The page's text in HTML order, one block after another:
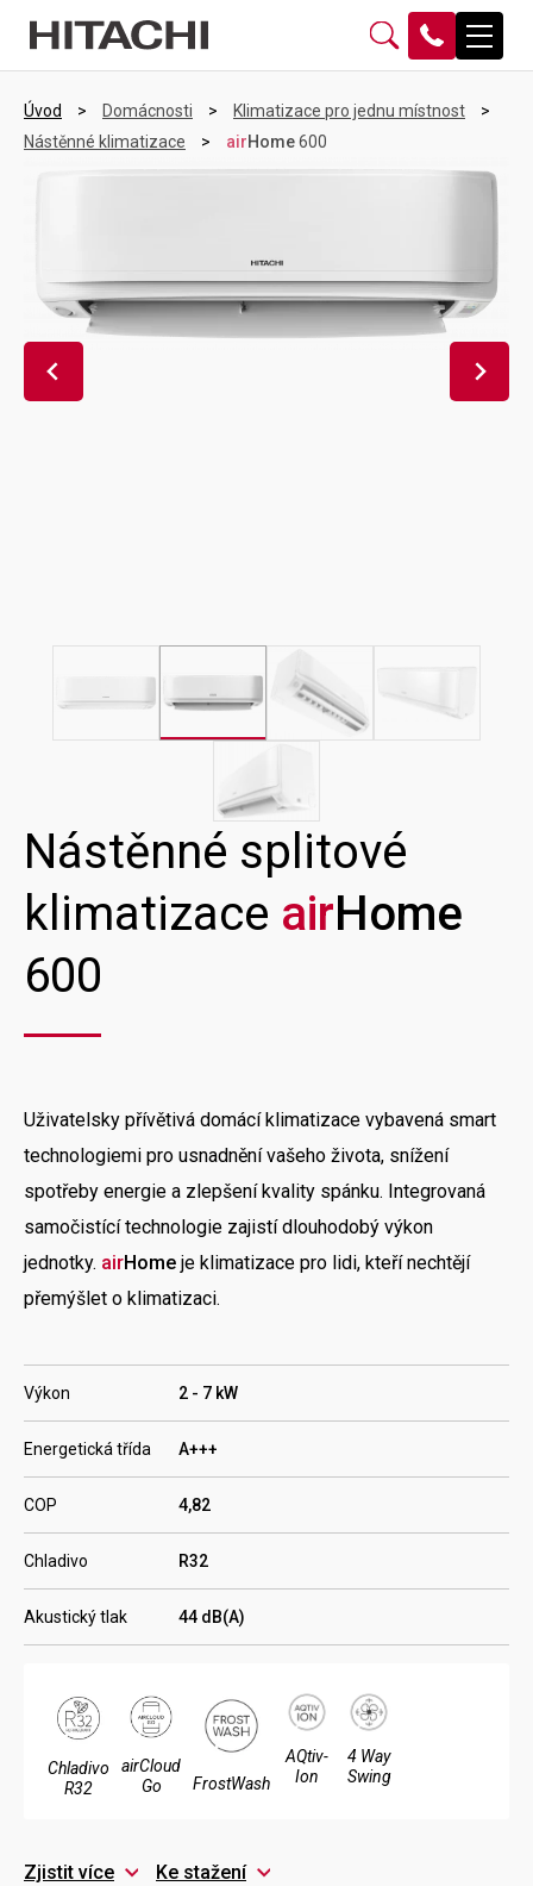
Úvod > Domácnosti > Klimatizace pro jednu místnost
>
Nástěnné klimatizace
> airHome600
Nástěnné splitové
klimatizace airHome
600
Uživatelsky přívětivá domácí klimatizace vybavená smart
technologiemi pro usnadnění vašeho života, snížení
spotřeby energie a zlepšení kvality spánku. Integrovaná
samočistící technologie zajistí dlouhodobý výkon
jednotky. airHome je klimatizace pro lidi, kteří nechtějí
přemýšlet o klimatizaci.
Výkon 2 - 7 kW
Energetická třída A+++
COP 4,82
Chladivo R32
Akustický tlak 44 dB(A)
Chladivo
R32
airCloud
Go
FrostWash
AQtiv-
Ion
4 Way
Swing
Zjistit více Ke stažení